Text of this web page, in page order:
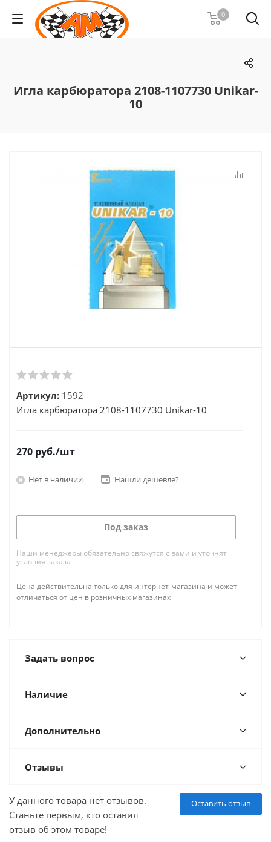
0
Игла карбюратора 2108-1107730 Unikar-
10
Артикул: 1592
Игла карбюратора 2108-1107730 Unikar-10
270 руб./шт
Нет в наличии Нашли дешевле?
Под заказ
Наши менеджеры обязательно свяжутся с вами и уточнят
условия заказа
Цена действительна только для интернет-магазина и может
отличаться от цен в розничных магазинах
Задать вопрос
Наличие
Дополнительно
Отзывы
Оставить отзыв
У данного товара нет отзывов.
Станьте первым, кто оставил
отзыв об этом товаре!